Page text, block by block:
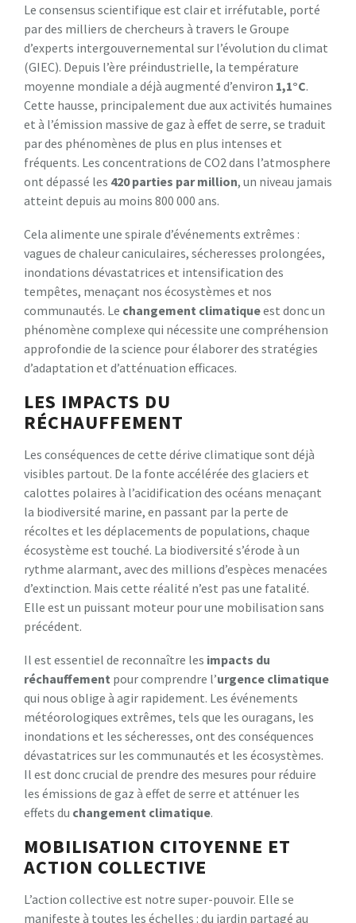
Le consensus scientifique est clair et irréfutable, porté
par des milliers de chercheurs à travers le Groupe
d’experts intergouvernemental sur l’évolution du climat
(GIEC). Depuis l’ère préindustrielle, la température
moyenne mondiale a déjà augmenté d’environ 1,1°C.
Cette hausse, principalement due aux activités humaines
et à l’émission massive de gaz à effet de serre, se traduit
par des phénomènes de plus en plus intenses et
fréquents. Les concentrations de CO2 dans l’atmosphere
ont dépassé les 420 parties par million, un niveau jamais
atteint depuis au moins 800 000 ans.
Cela alimente une spirale d’événements extrêmes :
vagues de chaleur caniculaires, sécheresses prolongées,
inondations dévastatrices et intensification des
tempêtes, menaçant nos écosystèmes et nos
communautés. Le changement climatiqueest donc un
phénomène complexe qui nécessite une compréhension
approfondie de la science pour élaborer des stratégies
d’adaptation et d’atténuation efficaces.
LES IMPACTS DU
RÉCHAUFFEMENT
Les conséquences de cette dérive climatique sont déjà
visibles partout. De la fonte accélérée des glaciers et
calottes polaires à l’acidification des océans menaçant
la biodiversité marine, en passant par la perte de
récoltes et les déplacements de populations, chaque
écosystème est touché. La biodiversité s’érode à un
rythme alarmant, avec des millions d’espèces menacées
d’extinction. Mais cette réalité n’est pas une fatalité.
Elle est un puissant moteur pour une mobilisation sans
précédent.
Il est essentiel de reconnaître les impacts du
réchauffement pour comprendre l’urgence climatique
qui nous oblige à agir rapidement. Les événements
météorologiques extrêmes, tels que les ouragans, les
inondations et les sécheresses, ont des conséquences
dévastatrices sur les communautés et les écosystèmes.
Il est donc crucial de prendre des mesures pour réduire
les émissions de gaz à effet de serre et atténuer les
effets du changement climatique.
MOBILISATION CITOYENNE ET
ACTION COLLECTIVE
L’action collective est notre super-pouvoir. Elle se
manifeste à toutes les échelles : du jardin partagé au